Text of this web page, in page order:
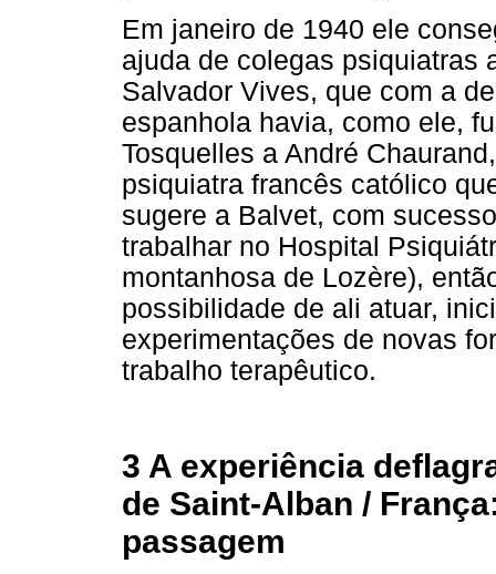
Em janeiro de 1940 ele
ajuda de colegas psiquiatras
Salvador Vives, que com a
espanhola havia, como ele,
Tosquelles a André
psiquiatra francês católico
sugere a Balvet, com
trabalhar no Hospital
montanhosa de Lozère),
possibilidade de ali atuar,
experimentações de novas
trabalho terapêutico.
3 A experiência
de Saint-Alban /
passagem